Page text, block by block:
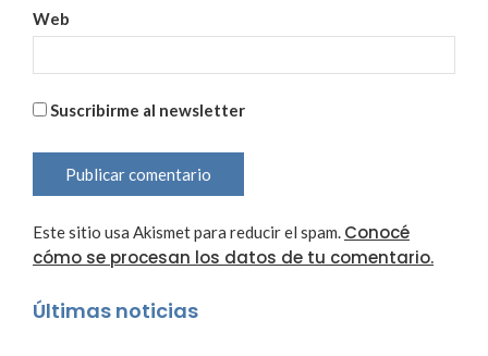
Web
Suscribirme al newsletter
Este sitio usa Akismet para reducir el spam. Conocé
cómo se procesan los datos de tu comentario.
Últimas noticias